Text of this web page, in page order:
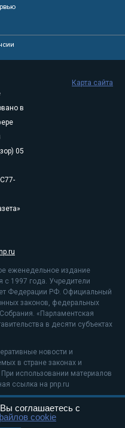
в
05
еженедельное издание
с 1997 года. Учредители
Федерации РФ. Официальный
законов, федеральных
«Парламентская
в десяти субъектах
новости и
в стране законах и
использовании материалов
ссылка на pnp.ru
рекомендательные
Карта сайта
соглашаетесь с
cookie